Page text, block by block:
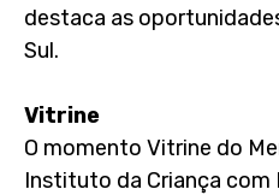
destaca as
Sul.
Vitrine
O momento Vitrine do
Instituto da Criança com